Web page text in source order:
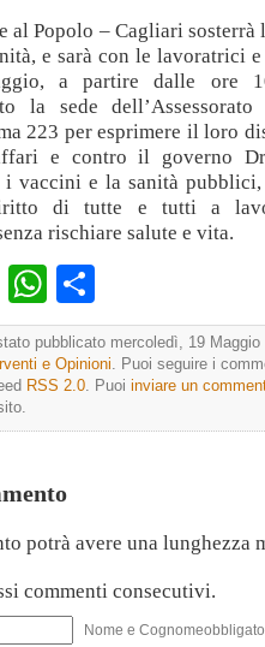
al Popolo – Cagliari sosterrà
e sarà con le lavoratrici
a partire dalle ore
la sede
223 per esprimere il loro
e contro il governo
i vaccini e la sanità
di tutte e tutti a
rischiare salute e vita.
EmailWhatsApp
pubblicato mercoledì, 19 Maggio
e Opinioni . Puoi seguire i
RSS 2.0 . Puoi inviare un
potrà avere una lunghezza
commenti consecutivi.
Nome e